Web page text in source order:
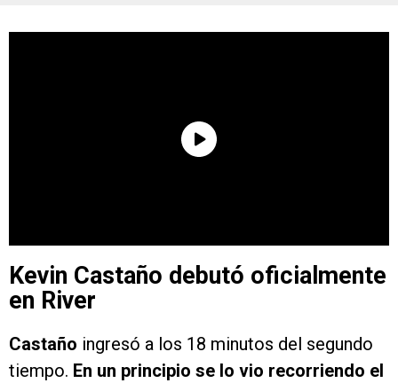
Kevin Castaño debutó oficialmente
en River
Castaño ingresó a los 18 minutos del segundo
tiempo. En un principio se lo vio recorriendo el